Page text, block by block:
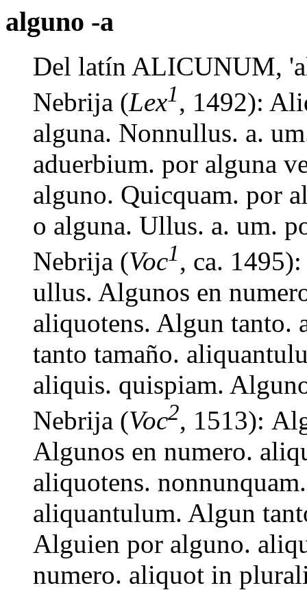
alguno -a
Del latín ALICUNUM,
Nebrija (Lex1, 1492):
alguna. Nonnullus. a.
aduerbium. por alguna
alguno. Quicquam. por
o alguna. Ullus. a. um.
Nebrija (Voc1, ca.
ullus. Algunos en
aliquotens. Algun tanto.
tanto tamaño.
aliquis. quispiam.
Nebrija (Voc2, 1513):
Algunos en numero.
aliquotens.
aliquantulum. Algun
Alguien por alguno.
numero. aliquot in